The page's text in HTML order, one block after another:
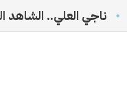
الشاهد الحافي